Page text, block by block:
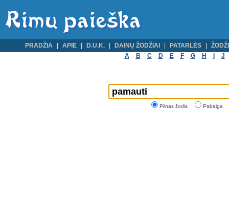
PRADŽIA APIE D.U.K. DAINŲ ŽODŽIAI PATARLĖS
A
B C D E F G H J
Pilnas žodis Pabaiga